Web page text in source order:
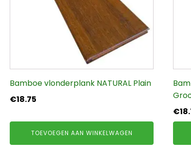
Bamboe vlonderplank NATURAL Plain
€18.75
TOEVOEGEN AAN WINKELWAGEN
€